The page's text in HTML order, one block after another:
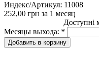
Индекс/Артикул: 11008
252,00 грн за 1 месяц
Доступні
Месяцы выхода: *